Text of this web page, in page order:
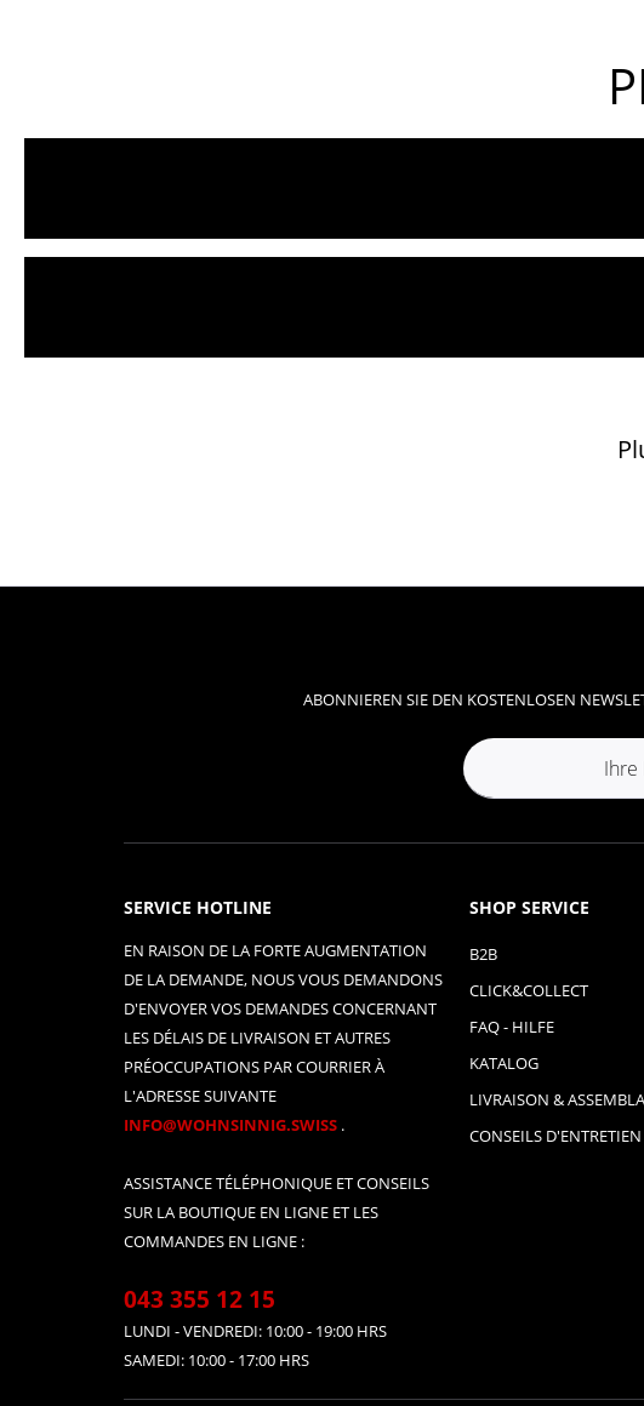
ABONNIEREN SIE DEN KOSTENLOSEN
SERVICE HOTLINE
EN RAISON DE LA FORTE AUGMENTATION
DE LA DEMANDE, NOUS VOUS DEMANDONS
D'ENVOYER VOS DEMANDES CONCERNANT
LES DÉLAIS DE LIVRAISON ET AUTRES
PRÉOCCUPATIONS PAR COURRIER À
L'ADRESSE SUIVANTE
INFO@WOHNSINNIG.SWISS .
ASSISTANCE TÉLÉPHONIQUE ET CONSEILS
SUR LA BOUTIQUE EN LIGNE ET LES
COMMANDES EN LIGNE :
043 355 12 15
LUNDI - VENDREDI: 10:00 - 19:00 HRS
SAMEDI: 10:00 - 17:00 HRS
SHOP SERVICE
B2B
CLICK&COLLECT
FAQ - HILFE
KATALOG
LIVRAISON &
CONSEILS D'ENTRETIEN